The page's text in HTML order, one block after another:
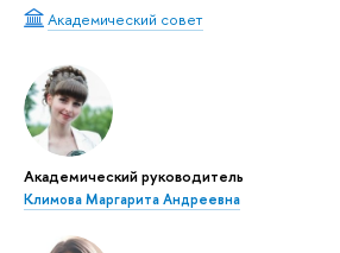
Академический совет
Академический руководитель
Климова Маргарита Андреевна